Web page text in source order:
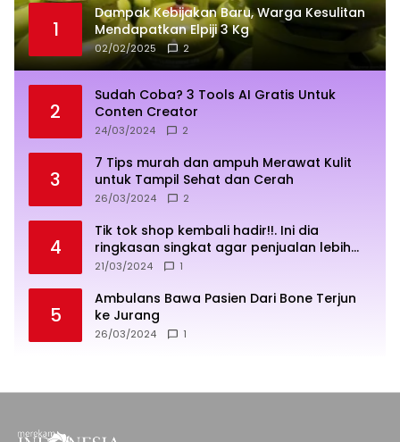
1
Dampak Kebijakan Baru, Warga Kesulitan
Mendapatkan Elpiji 3 Kg
02/02/2025 2
2
Sudah Coba? 3 Tools AI Gratis Untuk
Conten Creator
24/03/2024 2
3
7 Tips murah dan ampuh Merawat Kulit
untuk Tampil Sehat dan Cerah
26/03/2024 2
4
Tik tok shop kembali hadir!!. Ini dia
ringkasan singkat agar penjualan lebih
sukses
21/03/2024 1
5
Ambulans Bawa Pasien Dari Bone Terjun
ke Jurang
26/03/2024 1